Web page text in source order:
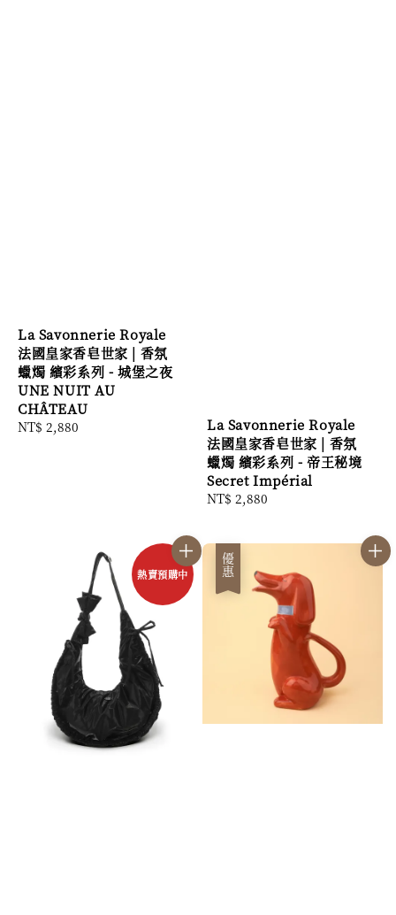
La Savonnerie Royale
法國皇家香皂世家 | 香氛
蠟燭 繽彩系列 - 城堡之夜
UNE NUIT AU
CHÂTEAU
Regular
NT$ 2,880
La Savonnerie Royale
法國皇家香皂世家 | 香氛
蠟燭 繽彩系列 - 帝王秘境
Secret Impérial
Regular
NT$ 2,880
熱賣預購中 優惠